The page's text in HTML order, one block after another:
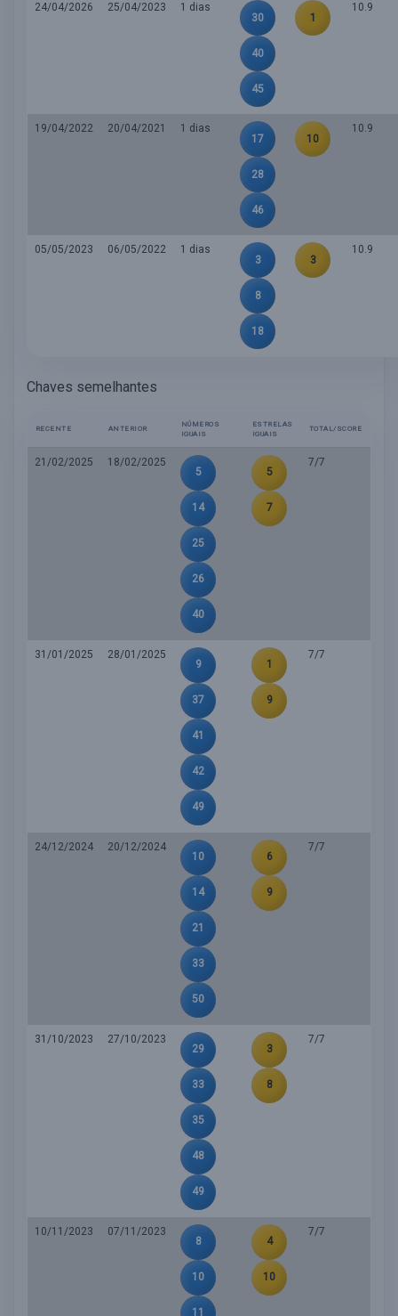
24/04/2026 25/04/2023
1 dias
30
40
45
1
10.9
19/04/2022 20/04/2021
1 dias
17
28
46
10
10.9
05/05/2023 06/05/2022
1 dias
3
8
18
3
10.9
Chaves semelhantes
RECENTE ANTERIOR
NÚMEROS
IGUAIS
ESTRELAS
IGUAIS
TOTAL/SCORE
21/02/2025
18/02/2025
5
14
25
26
40
5
7
7/7
31/01/2025
28/01/2025
9
37
41
42
49
1
9
7/7
24/12/2024
20/12/2024
10
14
21
33
50
6
9
7/7
31/10/2023
27/10/2023
29
33
35
48
49
3
8
7/7
10/11/2023
07/11/2023
8
10
11
4
10
7/7